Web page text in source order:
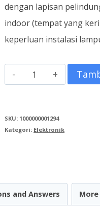
dengan lapisan
indoor (tempat yang
keperluan instalasi
Kuantitas
Kabel
1
Biru
100
SKU: 1000000001294
Kategori: Elektronik
and Answers